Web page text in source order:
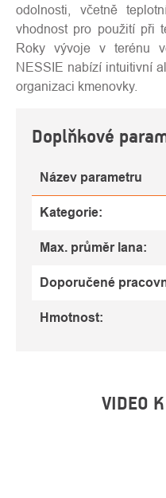
odolnosti, včetně
vhodnost pro použití při
Roky vývoje v terénu
NESSIE nabízí intuitivní
organizaci kmenovky.
Doplňkové
Název parametru
Kategorie:
Max. průměr lana:
Doporučené
Hmotnost:
VIDEO